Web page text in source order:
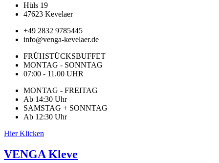
Hüls 19
47623 Kevelaer
+49 2832 9785445
info@venga-kevelaer.de
FRÜHSTÜCKSBUFFET
MONTAG - SONNTAG
07:00 - 11.00 UHR
MONTAG - FREITAG
Ab 14:30 Uhr
SAMSTAG + SONNTAG
Ab 12:30 Uhr
Hier Klicken
VENGA Kleve